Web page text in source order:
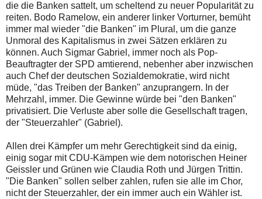
die die Banken sattelt, um scheltend zu neuer Popularität zu
reiten. Bodo Ramelow, ein anderer linker Vorturner, bemüht
immer mal wieder "die Banken" im Plural, um die ganze
Unmoral des Kapitalismus in zwei Sätzen erklären zu
können. Auch Sigmar Gabriel, immer noch als Pop-
Beauftragter der SPD amtierend, nebenher aber inzwischen
auch Chef der deutschen Sozialdemokratie, wird nicht
müde, "das Treiben der Banken" anzuprangern. In der
Mehrzahl, immer. Die Gewinne würde bei "den Banken"
privatisiert. Die Verluste aber solle die Gesellschaft tragen,
der "Steuerzahler" (Gabriel).
Allen drei Kämpfer um mehr Gerechtigkeit sind da einig,
einig sogar mit CDU-Kämpen wie dem notorischen Heiner
Geissler und Grünen wie Claudia Roth und Jürgen Trittin.
"Die Banken" sollen selber zahlen, rufen sie alle im Chor,
nicht der Steuerzahler, der ein immer auch ein Wähler ist.